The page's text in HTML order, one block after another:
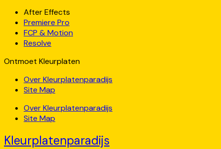
After Effects
Premiere Pro
FCP & Motion
Resolve
Ontmoet Kleurplaten
Over Kleurplatenparadijs
Site Map
Over Kleurplatenparadijs
Site Map
Kleurplatenparadijs